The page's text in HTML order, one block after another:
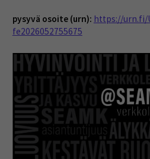
pysyvä osoite (urn): https://urn.fi/
fe2026052755675